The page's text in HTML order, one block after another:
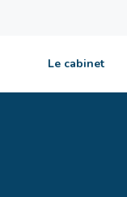
Le cabinet